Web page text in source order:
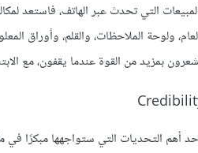
المبيعات التي تحدث عبر الهاتف،
ولوحة الملاحظات، والقلم، وأوراق
بمزيد من القوة عندما يقفون، مع
أهم التحديات التي ستواجهها مبكرًا في